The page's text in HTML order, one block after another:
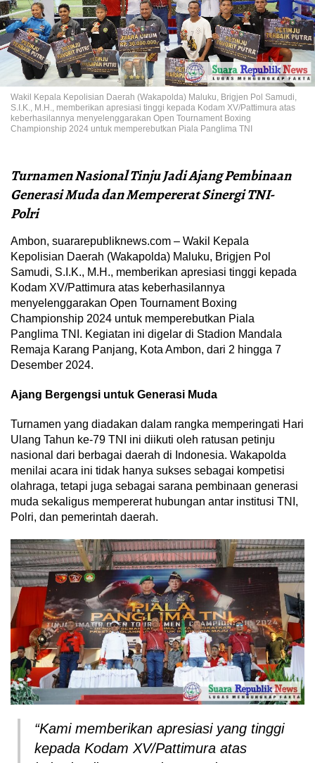
Wakil Kepala Kepolisian Daerah (Wakapolda) Maluku, Brigjen Pol Samudi,
S.I.K., M.H., memberikan apresiasi tinggi kepada Kodam XV/Pattimura atas
keberhasilannya menyelenggarakan Open Tournament Boxing
Championship 2024 untuk memperebutkan Piala Panglima TNI
Turnamen Nasional Tinju Jadi Ajang Pembinaan
Generasi Muda dan Mempererat Sinergi TNI-
Polri
Ambon, suararepubliknews.com – Wakil Kepala
Kepolisian Daerah (Wakapolda) Maluku, Brigjen Pol
Samudi, S.I.K., M.H., memberikan apresiasi tinggi kepada
Kodam XV/Pattimura atas keberhasilannya
menyelenggarakan Open Tournament Boxing
Championship 2024 untuk memperebutkan Piala
Panglima TNI. Kegiatan ini digelar di Stadion Mandala
Remaja Karang Panjang, Kota Ambon, dari 2 hingga 7
Desember 2024.
Ajang Bergengsi untuk Generasi Muda
Turnamen yang diadakan dalam rangka memperingati Hari
Ulang Tahun ke-79 TNI ini diikuti oleh ratusan petinju
nasional dari berbagai daerah di Indonesia. Wakapolda
menilai acara ini tidak hanya sukses sebagai kompetisi
olahraga, tetapi juga sebagai sarana pembinaan generasi
muda sekaligus mempererat hubungan antar institusi TNI,
Polri, dan pemerintah daerah.
“Kami memberikan apresiasi yang tinggi
kepada Kodam XV/Pattimura atas